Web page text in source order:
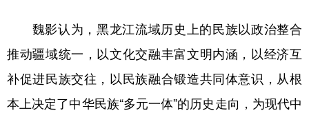
魏影认为，黑龙江流域历史上的民族以政治整合
推动疆域统一，以文化交融丰富文明内涵，以经济互
补促进民族交往，以民族融合锻造共同体意识，从根
本上决定了中华民族“多元一体”的历史走向，为现代中